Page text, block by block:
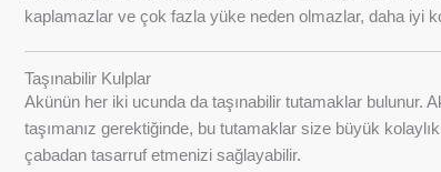
kaplamazlar ve çok fazla yüke neden olmazlar, daha iyi
Taşınabilir Kulplar
Akünün her iki ucunda da taşınabilir tutamaklar bulunur.
taşımanız gerektiğinde, bu tutamaklar size büyük
çabadan tasarruf etmenizi sağlayabilir.